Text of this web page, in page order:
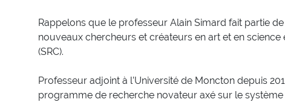
Rappelons que le professeur Alain Simard fait partie
nouveaux chercheurs et créateurs en art et en
(SRC).
Professeur adjoint à l’Université de Moncton depuis
programme de recherche novateur axé sur le